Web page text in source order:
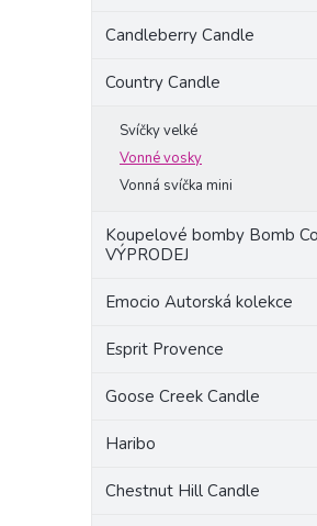
Candleberry Candle
Country Candle
Svíčky velké
Vonné vosky
Vonná svíčka mini
Koupelové bomby Bomb
VÝPRODEJ
Emocio Autorská kolekce
Esprit Provence
Goose Creek Candle
Haribo
Chestnut Hill Candle